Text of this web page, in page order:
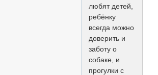
любят детей,
ребёнку
всегда можно
доверить и
заботу о
собаке, и
прогулки с